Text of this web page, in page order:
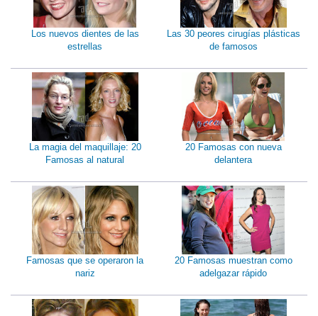
Los nuevos dientes de las
estrellas
Las 30 peores cirugías plásticas
de famosos
La magia del maquillaje: 20
Famosas al natural
20 Famosas con nueva
delantera
Famosas que se operaron la
nariz
20 Famosas muestran como
adelgazar rápido